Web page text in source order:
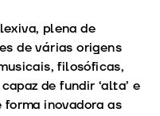
plena de
de várias origens
filosóficas,
de fundir ‘alta’ e
forma inovadora as